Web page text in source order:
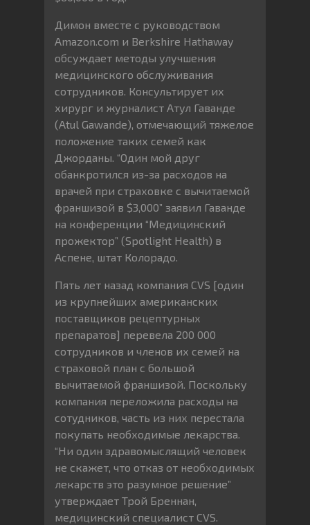
Димон вместе с руководством
Amazon.com и Berkshire Hathaway
обсуждает методы улучшения
медицинского обслуживания
сотрудников. Консультирует их
хирург и журналист Атул Гаванде
(Atul Gawande), отмечающий тяжелое
положение таких семей как
Джорданы. “Один мой друг
обанкротился из-за расходов на
врачей при страховке с вычитаемой
франшизой в $3,000” заявил Гаванде
на конференции “Медицинский
прожектор” (Spotlight Health) в
Аспене, штат Колорадо.
Пять лет назад компания CVS [один
из крупнейших американских
поставщиков рецептурных
препаратов] перевела 200 000
сотрудников и членов их семей на
страховой план с большой
вычитаемой франшизой. Поскольку
компания переложила расходы на
сотудников, часть из них перестала
покупать необходимые лекарства.
“Ни один здравомыслящий человек
не скажет, что отказ от необходимых
лекарств это разумное решение”
утверждает Трой Бреннан,
медицинский специалист CVS.